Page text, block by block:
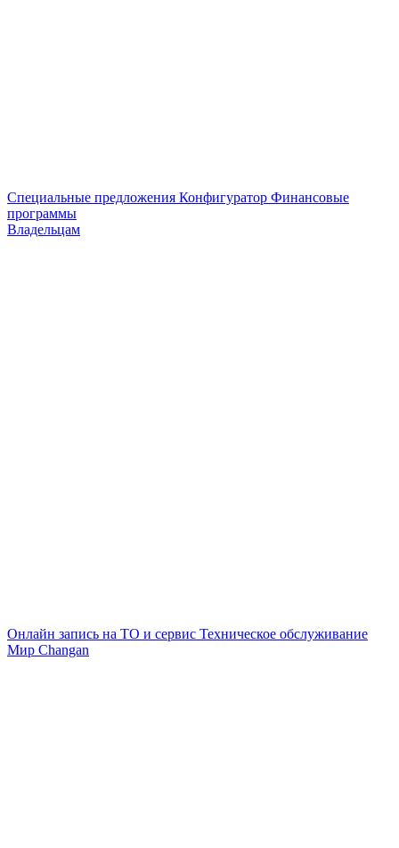
Специальные предложения Конфигуратор Финансовые
программы
Владельцам
Онлайн запись на ТО и сервис Техническое обслуживание
Мир Changan